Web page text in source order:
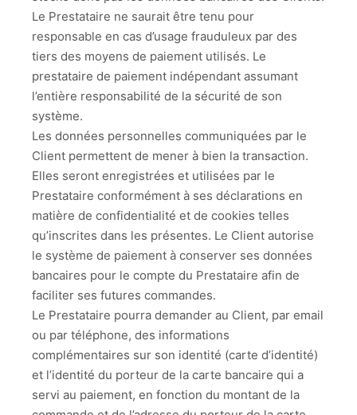
Le Prestataire ne saurait être tenu pour
responsable en cas d’usage frauduleux par des
tiers des moyens de paiement utilisés. Le
prestataire de paiement indépendant assumant
l’entière responsabilité de la sécurité de son
système.
Les données personnelles communiquées par le
Client permettent de mener à bien la transaction.
Elles seront enregistrées et utilisées par le
Prestataire conformément à ses déclarations en
matière de confidentialité et de cookies telles
qu’inscrites dans les présentes. Le Client autorise
le système de paiement à conserver ses données
bancaires pour le compte du Prestataire afin de
faciliter ses futures commandes.
Le Prestataire pourra demander au Client, par email
ou par téléphone, des informations
complémentaires sur son identité (carte d’identité)
et l’identité du porteur de la carte bancaire qui a
servi au paiement, en fonction du montant de la